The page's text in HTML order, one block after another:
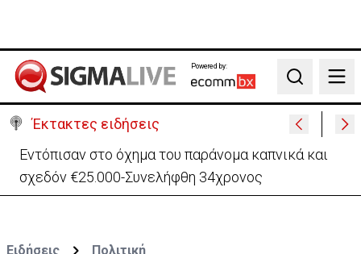
Powered by:
Search
Έκτακτες ειδήσεις
Κατάρρευση τμήματος του μεγαλύτερου
χρυσωρυχείου της Αιγύπτου – Νεκρός εργάτης
Ειδήσεις Πολιτική